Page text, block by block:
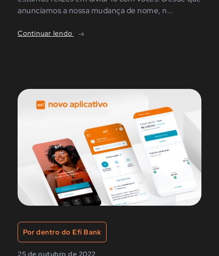
anunciamos a nossa mudança de nome, n...
Continuar lendo
Por dentro do Efí Bank
25 de outubro de 2022